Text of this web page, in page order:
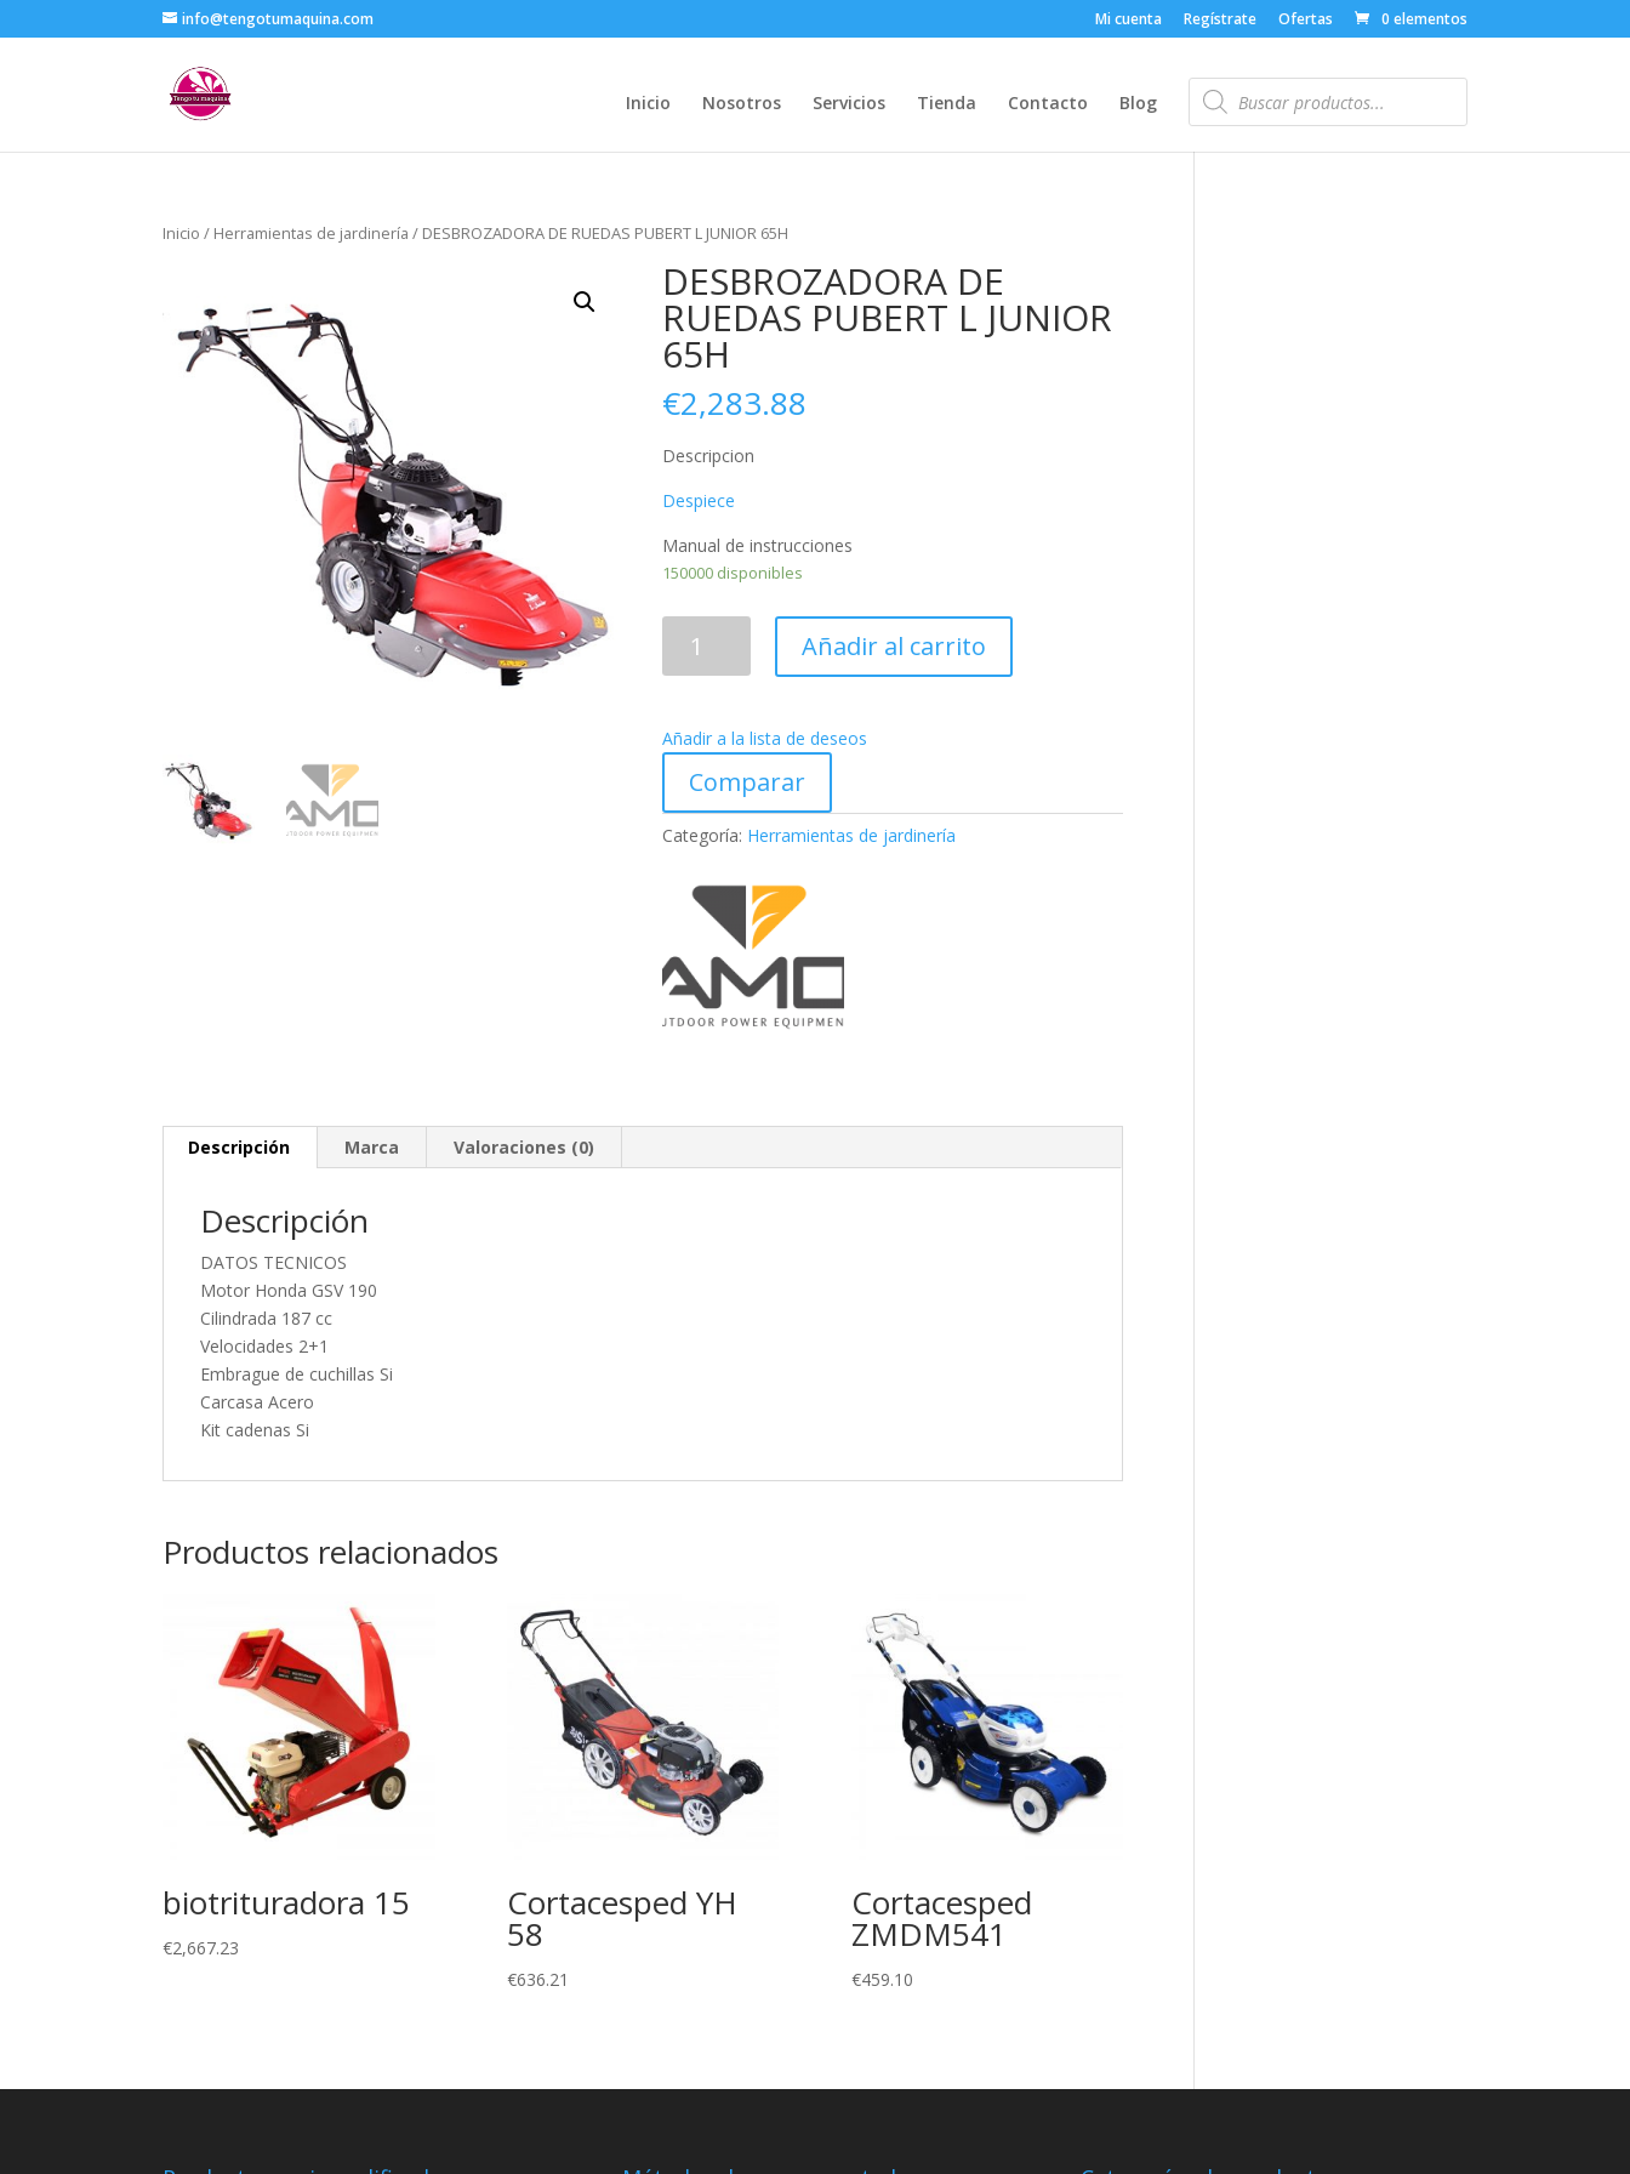
info@tengotumaquina.com Mi cuenta Regístrate Ofertas 0 elementos
Inicio Nosotros Servicios Tienda Contacto Blog
Búsqueda
de
productos
Inicio / Herramientas de jardinería / DESBROZADORA DE RUEDAS PUBERT L JUNIOR 65H
DESBROZADORA DE
RUEDAS PUBERT L JUNIOR
65H
€2,283.88
Descripcion
Despiece
Manual de instrucciones
150000 disponibles
L
JUNIOR
65H
cantidad
Añadir al carrito
Añadir a la lista de deseos
Comparar
Categoría: Herramientas de jardinería
Descripción Marca Valoraciones (0)
Descripción
DATOS TECNICOS
Motor Honda GSV 190
Cilindrada 187 cc
Velocidades 2+1
Embrague de cuchillas Si
Carcasa Acero
Kit cadenas Si
Productos relacionados
biotrituradora 15
€2,667.23
Cortacesped YH
58
€636.21
Cortacesped
ZMDM541
€459.10